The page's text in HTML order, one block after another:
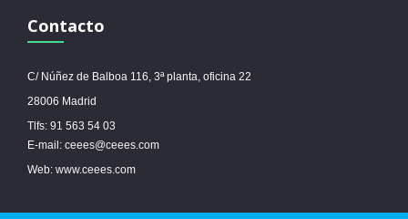
Contacto
C/ Núñez de Balboa 116, 3ª planta, oficina 22
28006 Madrid
Tlfs: 91 563 54 03
E-mail: ceees@ceees.com
Web: www.ceees.com